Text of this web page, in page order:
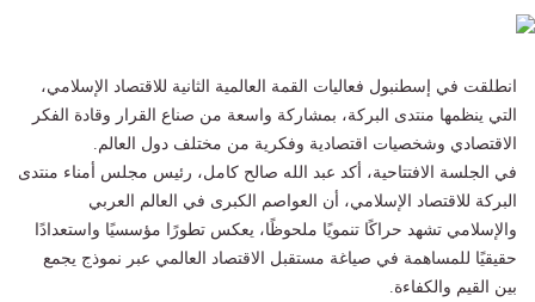
انطلقت في إسطنبول فعاليات القمة العالمية الثانية للاقتصاد الإسلامي،
التي ينظمها منتدى البركة، بمشاركة واسعة من صناع القرار وقادة الفكر
الاقتصادي وشخصيات اقتصادية وفكرية من مختلف دول العالم.
في الجلسة الافتتاحية، أكد عبد الله صالح كامل، رئيس مجلس أمناء منتدى
البركة للاقتصاد الإسلامي، أن العواصم الكبرى في العالم العربي
والإسلامي تشهد حراكًا تنمويًا ملحوظًا، يعكس تطورًا مؤسسيًا واستعدادًا
حقيقيًا للمساهمة في صياغة مستقبل الاقتصاد العالمي عبر نموذج يجمع
بين القيم والكفاءة.